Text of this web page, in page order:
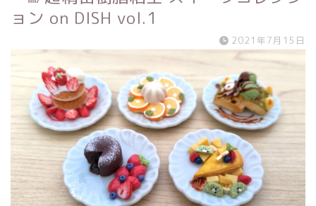
ョン on DISH vol.1
2021年7月15日